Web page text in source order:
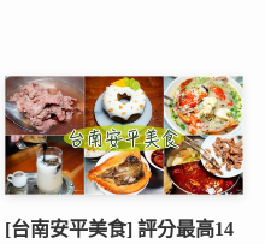
[台南安平美食] 評分最高14